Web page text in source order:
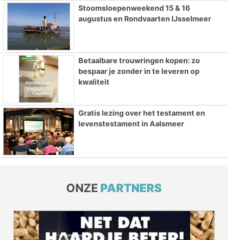
Stoomsloepenweekend 15 & 16
augustus en Rondvaarten IJsselmeer
Betaalbare trouwringen kopen: zo
bespaar je zonder in te leveren op
kwaliteit
Gratis lezing over het testament en
levenstestament in Aalsmeer
ONZE PARTNERS